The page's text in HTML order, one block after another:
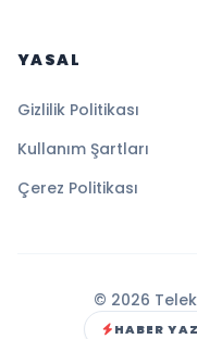
YASAL
Gizlilik Politikası
Kullanım Şartları
Çerez Politikası
© 2026
HABER